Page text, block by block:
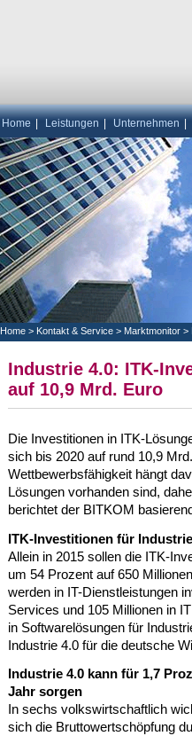
Home Leistungen Unternehmen
Home > Kontakt & Service > Marktmonitor >
Industrie 4.0: ITK-
auf 10,9 Mrd. Euro
Die Investitionen in ITK-
sich bis 2020 auf rund 10,9
Wettbewerbsfähigkeit hängt
Lösungen vorhanden sind,
berichtet der BITKOM
ITK-Investitionen für
Allein in 2015 sollen die ITK-
um 54 Prozent auf 650
werden in IT-Dienstleistungen
Services und 105 Millionen in
in Softwarelösungen für
Industrie 4.0 für die deutsche
Industrie 4.0 kann für 1,7
Jahr sorgen
In sechs volkswirtschaftlich
sich die Bruttowertschöpfung